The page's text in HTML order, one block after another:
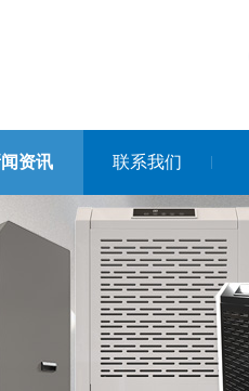
资讯 联系我们